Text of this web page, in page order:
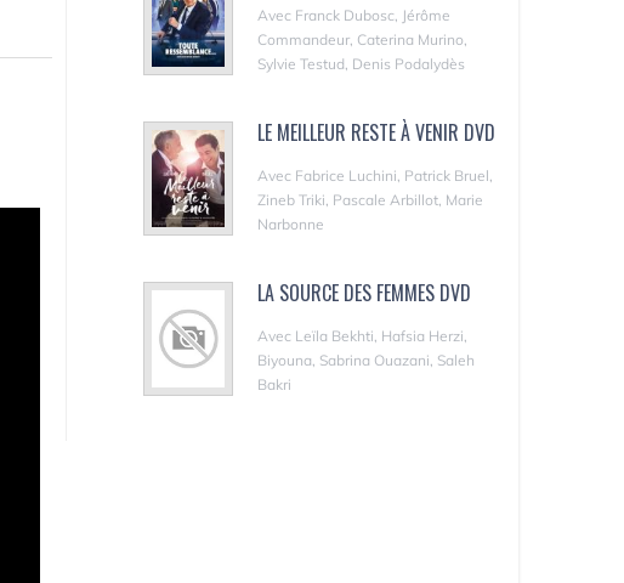
Avec Franck Dubosc, Jérôme
Commandeur, Caterina Murino,
Sylvie Testud, Denis Podalydès
LE MEILLEUR RESTE À VENIR DVD
Avec Fabrice Luchini, Patrick Bruel,
Zineb Triki, Pascale Arbillot, Marie
Narbonne
LA SOURCE DES FEMMES DVD
Avec Leïla Bekhti, Hafsia Herzi,
Biyouna, Sabrina Ouazani, Saleh
Bakri